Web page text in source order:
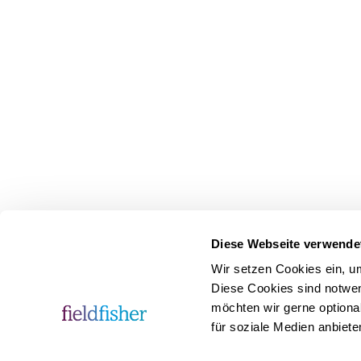
Diese Webseite
Wir setzen Cookies ein,
Diese Cookies sind
möchten wir gerne
für soziale Medien